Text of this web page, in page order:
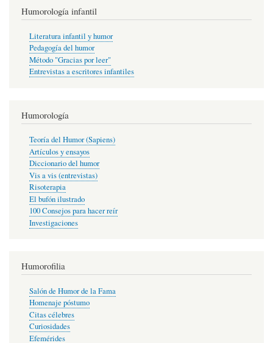
Humorología infantil
Literatura infantil y humor
Pedagogía del humor
Método "Gracias por leer"
Entrevistas a escritores infantiles
Humorología
Teoría del Humor (Sapiens)
Artículos y ensayos
Diccionario del humor
Vis a vis (entrevistas)
Risoterapia
El bufón ilustrado
100 Consejos para hacer reír
Investigaciones
Humorofilia
Salón de Humor de la Fama
Homenaje póstumo
Citas célebres
Curiosidades
Efemérides